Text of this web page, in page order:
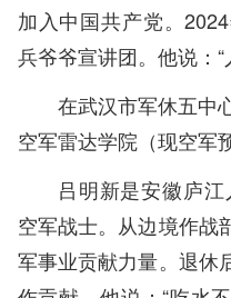
加入中国共产党。
兵爷爷宣讲团。他说：
在武汉市军休五中
空军雷达学院（现空军
吕明新是安徽庐
空军战士。从边境作战
军事业贡献力量。退休